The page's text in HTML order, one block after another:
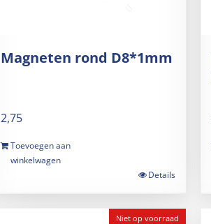
Magneten rond D8*1mm
2,75
Toevoegen aan
winkelwagen
Details
Niet op voorraad